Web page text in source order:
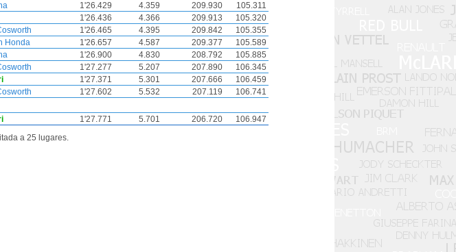
1'26.429 4.359 209.930
105.311
1'26.436 4.366 209.913
105.320
1'26.465 4.395 209.842
105.355
Honda 1'26.657 4.587 209.377
105.589
1'26.900 4.830 208.792
105.885
1'27.277 5.207 207.890
106.345
1'27.371 5.301 207.666
106.459
1'27.602 5.532 207.119
106.741
1'27.771 5.701 206.720
106.947
a 25 lugares.